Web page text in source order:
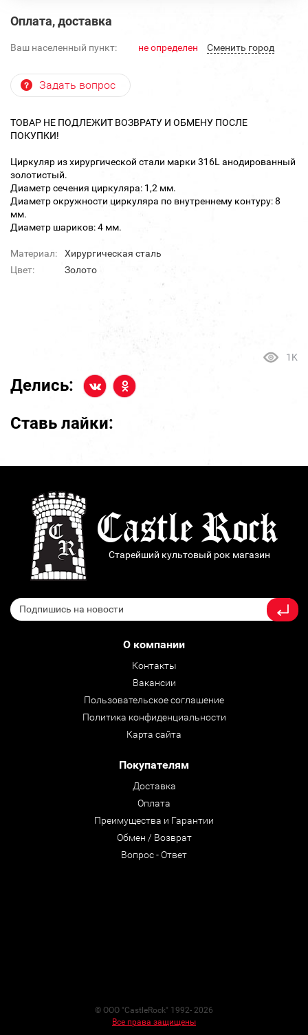
Оплата, доставка
Ваш населенный пункт: не определен Cменить город
Задать вопрос
ТОВАР НЕ ПОДЛЕЖИТ ВОЗВРАТУ И ОБМЕНУ ПОСЛЕ
ПОКУПКИ!
Циркуляр из хирургической стали марки 316L анодированный
золотистый.
Диаметр сечения циркуляра: 1,2 мм.
Диаметр окружности циркуляра по внутреннему контуру: 8
мм.
Диаметр шариков: 4 мм.
Материал:
Хирургическая сталь
Цвет:
Золото
1K
Делись:
Ставь лайки:
Старейший культовый рок магазин
О компании
Контакты
Вакансии
Пользовательское соглашение
Политика конфиденциальности
Карта сайта
Покупателям
Доставка
Оплата
Преимущества и Гарантии
Обмен / Возврат
Вопрос - Ответ
© ООО "CastleRock" 1992- 2026
Все права защищены